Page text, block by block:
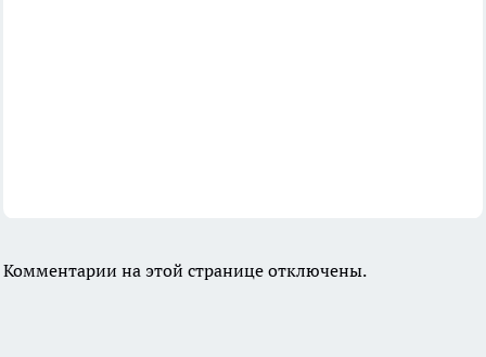
Комментарии на этой странице отключены.